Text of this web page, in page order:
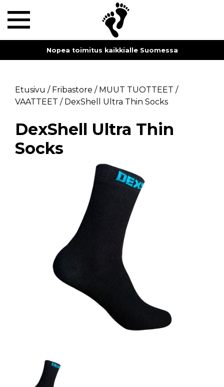
Nopea toimitus kaikkialle Suomessa
Etusivu / Fribastore / MUUT TUOTTEET /
VAATTEET / DexShell Ultra Thin Socks
DexShell Ultra Thin
Socks